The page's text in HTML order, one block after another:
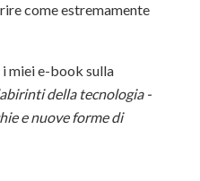
come estremamente
i miei e-book sulla
della tecnologia -
e nuove forme di